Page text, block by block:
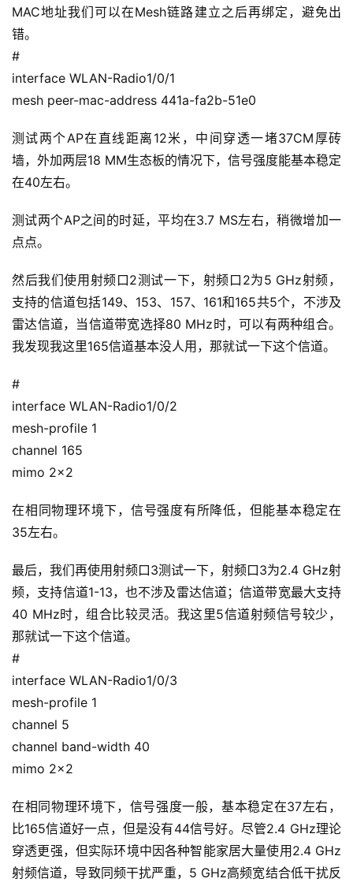
代
码
常
链
接
MAC地址我们可以在Mesh链路建立之后再绑定，避免出
错。
#
interface WLAN-Radio1/0/1
mesh peer-mac-address 441a-fa2b-51e0
测试两个AP在直线距离12米，中间穿透一堵37CM厚砖
墙，外加两层18 MM生态板的情况下，信号强度能基本稳定
在40左右。
测试两个AP之间的时延，平均在3.7 MS左右，稍微增加一
点点。
然后我们使用射频口2测试一下，射频口2为5 GHz射频，
支持的信道包括149、153、157、161和165共5个，不涉及
雷达信道，当信道带宽选择80 MHz时，可以有两种组合。
我发现我这里165信道基本没人用，那就试一下这个信道。
#
interface WLAN-Radio1/0/2
mesh-profile 1
channel 165
mimo 2×2
在相同物理环境下，信号强度有所降低，但能基本稳定在
35左右。
最后，我们再使用射频口3测试一下，射频口3为2.4 GHz射
频，支持信道1-13，也不涉及雷达信道；信道带宽最大支持
40 MHz时，组合比较灵活。我这里5信道射频信号较少，
那就试一下这个信道。
#
interface WLAN-Radio1/0/3
mesh-profile 1
channel 5
channel band-width 40
mimo 2×2
在相同物理环境下，信号强度一般，基本稳定在37左右，
比165信道好一点，但是没有44信号好。尽管2.4 GHz理论
穿透更强，但实际环境中因各种智能家居大量使用2.4 GHz
射频信道，导致同频干扰严重，5 GHz高频宽结合低干扰反